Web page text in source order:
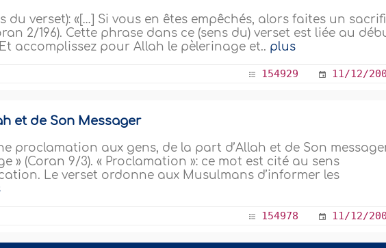
du verset): «[…] Si vous en êtes empêchés, alors faites un
2/196). Cette phrase dans ce (sens du) verset est liée au
accomplissez pour Allah le pèlerinage et.. plus
154929 11/12/
et de Son Messager
proclamation aux gens, de la part d’Allah et de Son
» (Coran 9/3). « Proclamation »: ce mot est cité au sens
Le verset ordonne aux Musulmans d’informer les
154978 11/12/